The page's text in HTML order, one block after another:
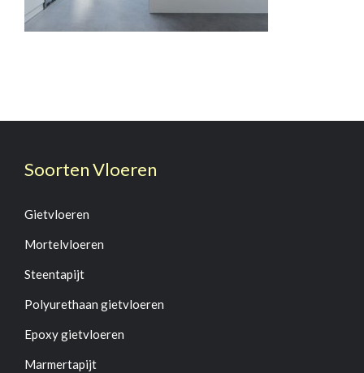
Soorten Vloeren
Gietvloeren
Mortelvloeren
Steentapijt
Polyurethaan gietvloeren
Epoxy gietvloeren
Marmertapijt